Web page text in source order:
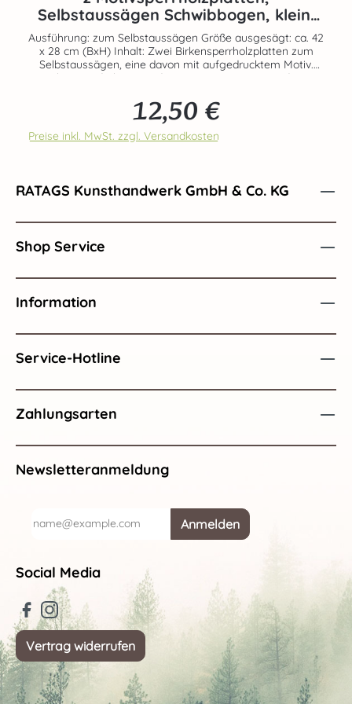
Selbstaussägen Schwibbogen, klein,
Bergmann
Ausführung: zum Selbstaussägen Größe ausgesägt: ca. 42
x 28 cm (BxH) Inhalt: Zwei Birkensperrholzplatten zum
Selbstaussägen, eine davon mit aufgedrucktem Motiv.
Echte Handarbeit aus dem Hause RATAGS - Made in
Regulärer Preis:
12,50 €
Preise inkl. MwSt. zzgl. Versandkosten
RATAGS Kunsthandwerk GmbH & Co. KG
Shop Service
Information
Service-Hotline
Zahlungsarten
Newsletteranmeldung
Anmelden
Social Media
Vertrag widerrufen